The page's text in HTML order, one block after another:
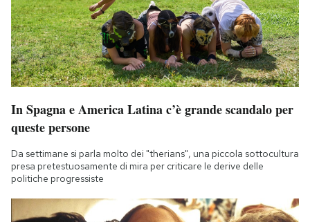
In Spagna e America Latina c’è grande scandalo per
queste persone
Da settimane si parla molto dei "therians", una piccola sottocultura
presa pretestuosamente di mira per criticare le derive delle
politiche progressiste